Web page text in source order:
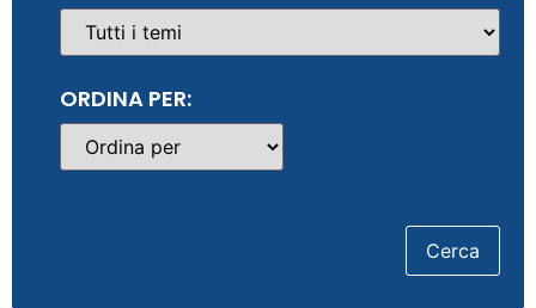
ORDINA PER: